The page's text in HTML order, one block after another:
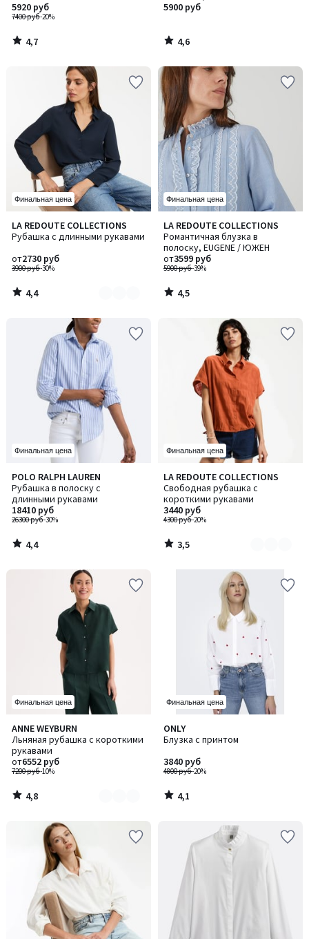
7400 руб-20%
5920 руб
4,7
/
5900 руб
4,6
/
Финальная цена
LA REDOUTE COLLECTIONS
Рубашка с длинными рукавами
3900 руб-30%
от2730 руб
4,4
/ 5
Количество
цветов:
4,4
/
Финальная цена
LA REDOUTE COLLECTIONS
Романтичная блузка в
полоску, EUGENE / ЮЖЕН
5900 руб-39%
от3599 руб
4,5
/ 5
4,5
/
Финальная цена
POLO RALPH LAUREN
Рубашка в полоску с
длинными рукавами
26300 руб-30%
18410 руб
4,4
/ 5
4,4
/
Финальная цена
LA REDOUTE COLLECTIONS
Свободная рубашка с
короткими рукавами
4300 руб-20%
3440 руб
3,5
/ 5
Количество
цветов:
2
3,5
/
Финальная цена
ANNE WEYBURN
Льняная рубашка с короткими
рукавами
7200 руб-10%
от6552 руб
4,8
/ 5
Количество
цветов:
2
4,8
/
Финальная цена
ONLY
Блузка с принтом
4800 руб-20%
3840 руб
4,1
/ 5
4,1
/